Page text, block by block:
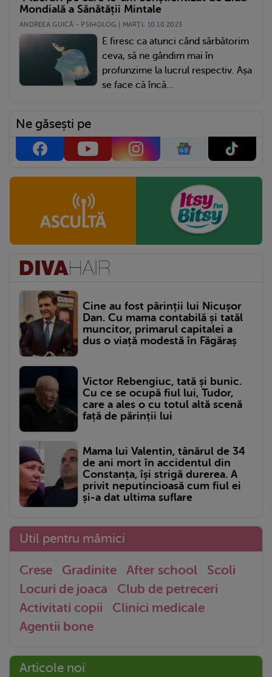
Mondială a Sănătății Mintale
ANDREEA GUICĂ - PSIHOLOG | MARŢI, 10.10.2023
E firesc ca atunci când sărbătorim
ceva, să ne gândim mai în
profunzime la lucrul respectiv. Așa
se face că încă...
Ne găsești pe
Cine au fost părinții lui Nicușor
Dan. Cu mama contabilă și tatăl
muncitor, primarul capitalei a
dus o viață modestă în Făgăraș
Victor Rebengiuc, tată și bunic.
Cu ce se ocupă fiul lui, Tudor,
care a ales o cu totul altă scenă
față de părinții lui
Mama lui Valentin, tânărul de 34
de ani mort în accidentul din
Constanța, își strigă durerea. A
privit neputincioasă cum fiul ei
și-a dat ultima suflare
Util pentru mămici
Crese Gradinite After school
Scoli
Locuri de joaca
Club de petreceri
Activitati copii
Clinici medicale
Agentii bone
Articole noi